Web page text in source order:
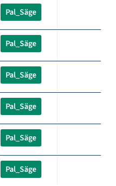
Pal_Säge
Pal_Säge
Pal_Säge
Pal_Säge
Pal_Säge
Pal_Säge